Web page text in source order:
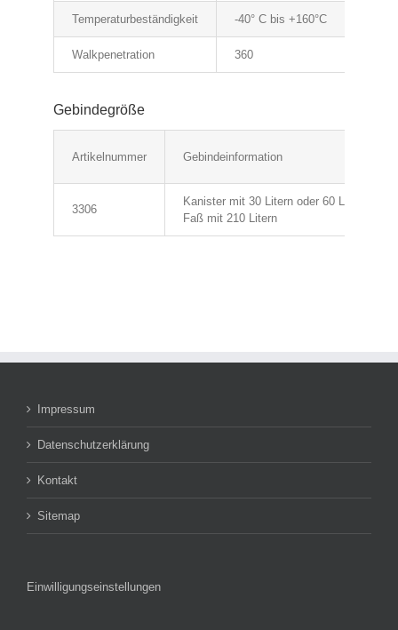
Temperaturbeständigkeit -40° C bis +160°C
Walkpenetration 360
Gebindegröße
Artikelnummer Gebindeinformation
3306
Kanister mit 30 Litern oder 60 Litern
Faß mit 210 Litern
Impressum
Datenschutzerklärung
Kontakt
Sitemap
Einwilligungseinstellungen